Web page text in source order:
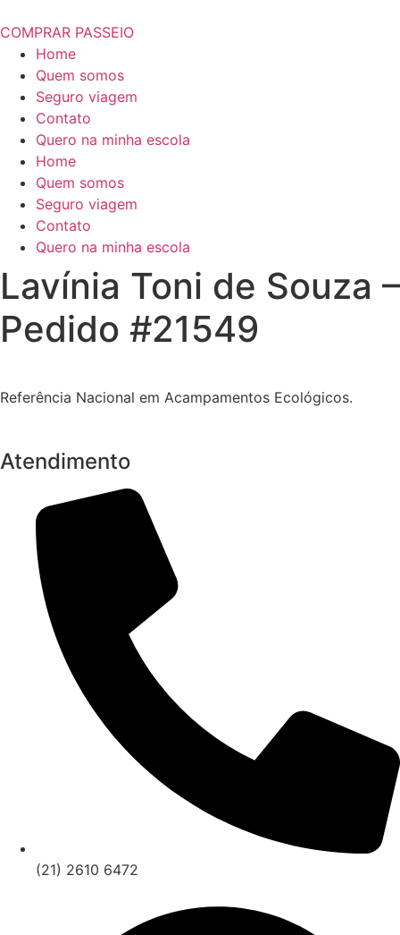
COMPRAR PASSEIO
Home
Quem somos
Seguro viagem
Contato
Quero na minha escola
Home
Quem somos
Seguro viagem
Contato
Quero na minha escola
Lavínia Toni de Souza –
Pedido #21549
Referência Nacional em Acampamentos Ecológicos.
Atendimento
(21) 2610 6472